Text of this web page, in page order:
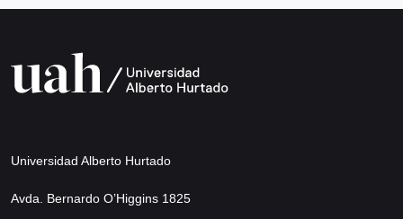
Universidad Alberto Hurtado
Avda. Bernardo O’Higgins 1825